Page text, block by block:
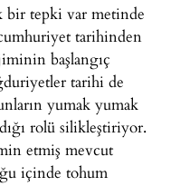
bir tepki var metinde
tarihinden
başlangıç
tarihi de
yumak yumak
rolü silikleştiriyor.
etmiş mevcut
içinde tohum